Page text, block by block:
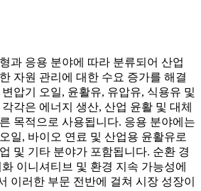
과 응용 분야에 따라 분류되어 산업
자원 관리에 대한 수요 증가를 해결
압기 오일, 윤활유, 유압유, 식용유 및
각은 에너지 생산, 산업 윤활 및 대체
목적으로 사용됩니다. 응용 분야에는
일, 바이오 연료 및 산업용 윤활유로
및 기타 분야가 포함됩니다. 순환 경
이니셔티브 및 환경 지속 가능성에
이러한 부문 전반에 걸쳐 시장 성장이